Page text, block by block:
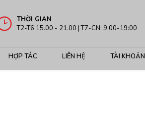
THỜI GIAN
T2-T6 15.00 - 21.00 | T7-CN: 9:00-19:00
HỢP TÁC LIÊN HỆ TÀI KHOẢN